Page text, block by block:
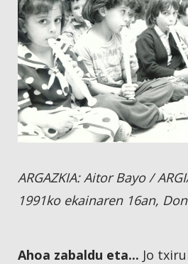
ARGAZKIA: Aitor Bayo /
1991ko ekainaren 16an,
Ahoa zabaldu eta... Jo